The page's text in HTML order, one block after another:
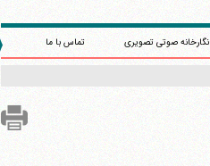
نگارخانه صوتی تصویری تماس با ما